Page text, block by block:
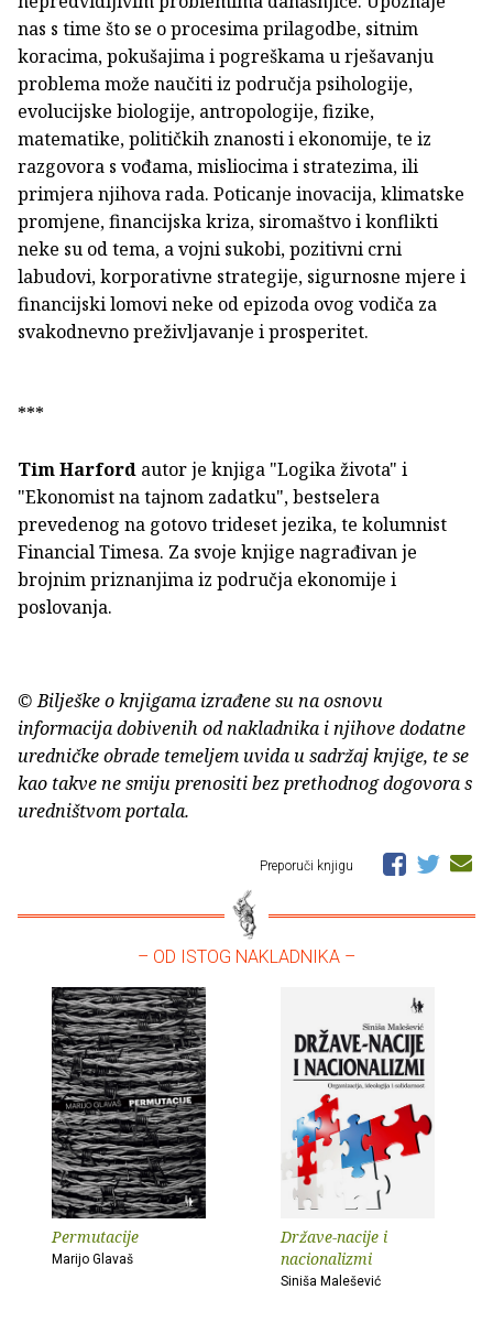
nas s time što se o procesima prilagodbe, sitnim
koracima, pokušajima i pogreškama u rješavanju
problema može naučiti iz područja psihologije,
evolucijske biologije, antropologije, fizike,
matematike, političkih znanosti i ekonomije, te iz
razgovora s vođama, misliocima i stratezima, ili
primjera njihova rada. Poticanje inovacija, klimatske
promjene, financijska kriza, siromaštvo i konflikti
neke su od tema, a vojni sukobi, pozitivni crni
labudovi, korporativne strategije, sigurnosne mjere i
financijski lomovi neke od epizoda ovog vodiča za
svakodnevno preživljavanje i prosperitet.
***
Tim Harford autor je knjiga "Logika života" i
"Ekonomist na tajnom zadatku", bestselera
prevedenog na gotovo trideset jezika, te kolumnist
Financial Timesa. Za svoje knjige nagrađivan je
brojnim priznanjima iz područja ekonomije i
poslovanja.
© Bilješke o knjigama izrađene su na osnovu
informacija dobivenih od nakladnika i njihove dodatne
uredničke obrade temeljem uvida u sadržaj knjige, te se
kao takve ne smiju prenositi bez prethodnog dogovora s
uredništvom portala.
Preporuči knjigu
– OD ISTOG NAKLADNIKA –
Permutacije
Marijo Glavaš
Države-nacije i
nacionalizmi
Siniša Malešević